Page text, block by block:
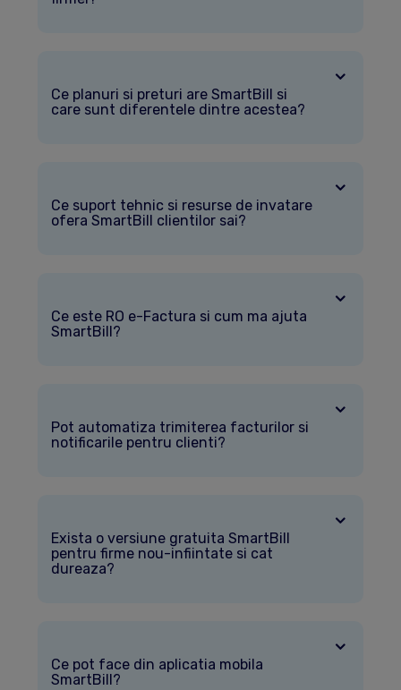
Ce planuri si preturi are SmartBill si
care sunt diferentele dintre acestea?
Ce suport tehnic si resurse de invatare
ofera SmartBill clientilor sai?
Ce este RO e-Factura si cum ma ajuta
SmartBill?
Pot automatiza trimiterea facturilor si
notificarile pentru clienti?
Exista o versiune gratuita SmartBill
pentru firme nou-infiintate si cat
dureaza?
Ce pot face din aplicatia mobila
SmartBill?